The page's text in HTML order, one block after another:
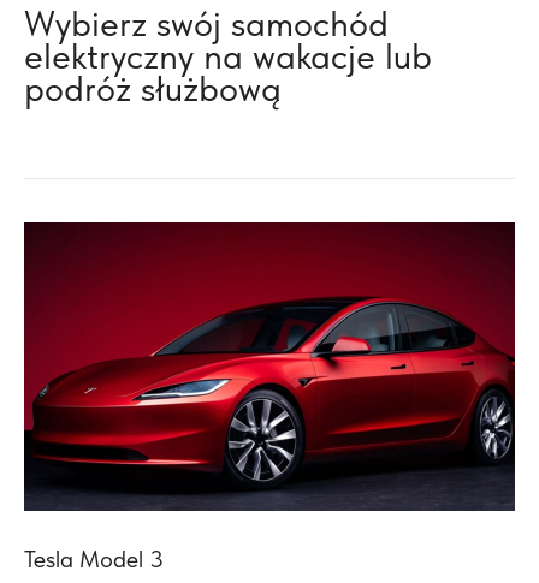
Wybierz swój samochód
elektryczny na wakacje lub
podróż służbową
Tesla Model 3